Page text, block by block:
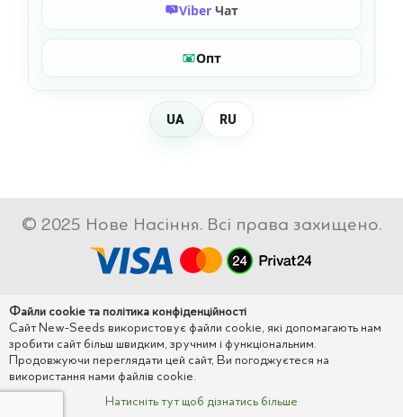
Viber Чат
Опт
UA RU
© 2025 Нове Насіння. Всі права захищено.
Файли cookie та політика конфіденційності
Сайт New-Seeds використовує файли cookie, які допомагають нам
зробити сайт більш швидким, зручним і функціональним.
Продовжуючи переглядати цей сайт, Ви погоджуєтеся на
використання нами файлів cookie.
Натисніть тут щоб дізнатись більше